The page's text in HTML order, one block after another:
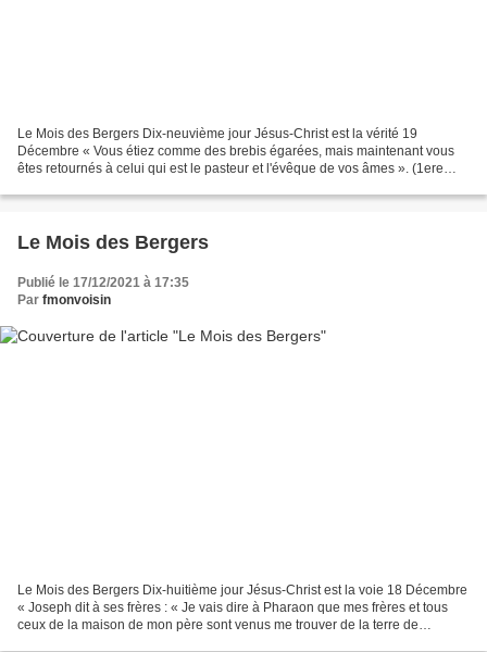
Le Mois des Bergers Dix-neuvième jour Jésus-Christ est la vérité 19
Décembre « Vous étiez comme des brebis égarées, mais maintenant vous
êtes retournés à celui qui est le pasteur et l'évêque de vos âmes ». (1ere
Le Mois des Bergers
Publié le 17/12/2021 à 17:35
Par fmonvoisin
Le Mois des Bergers Dix-huitième jour Jésus-Christ est la voie 18 Décembre
« Joseph dit à ses frères : « Je vais dire à Pharaon que mes frères et tous
ceux de la maison de mon père sont venus me trouver de la terre de